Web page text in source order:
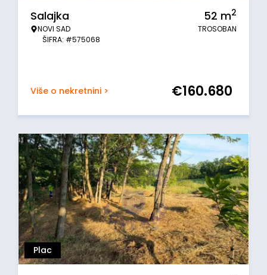
Salajka
NOVI SAD
ŠIFRA: #575068
52 m2
TROSOBAN
Više o nekretnini > €160.680
Plac